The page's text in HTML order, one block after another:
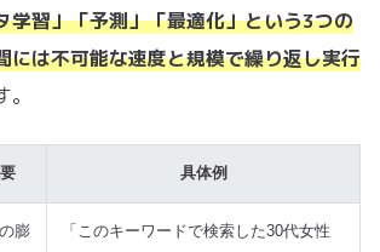
学習」「予測」「最適化」という3つの
には不可能な速度と規模で繰り返し実行
具体例
膨
「このキーワードで検索した30代女性